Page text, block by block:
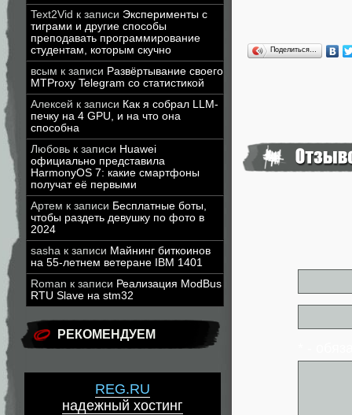
Text2Vid к записи Эксперименты с
тиграми и другие способы
преподавать программирование
студентам, которым скучно
всым к записи Развёртывание своего
MTProxy Telegram со статистикой
Алексей к записи Как я собрал LLM-
печку на 4 GPU, и на что она
способна
Любовь к записи Huawei
официально представила
HarmonyOS 7: какие смартфоны
получат её первыми
Артем к записи Бесплатные боты,
чтобы раздеть девушку по фото в
2024
sasha к записи Майнинг биткоинов
на 55-летнем ветеране IBM 1401
Roman к записи Реализация ModBus
RTU Slave на stm32
РЕКОМЕНДУЕМ
REG.RU
надежный хостинг
Поделиться…